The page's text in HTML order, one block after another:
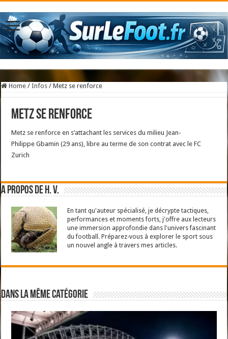
Home / Infos / Metz se renforce
Metz se renforce
Metz se renforce en s’attachant les services du milieu Jean-
Philippe Gbamin (29 ans), libre au terme de son contrat avec le FC
Zurich
A propos de H. V.
En tant qu'auteur spécialisé, je décrypte tactiques,
performances et moments forts, j'offre aux lecteurs
une immersion approfondie dans l'univers fascinant
du football. Préparez-vous à explorer le sport sous
un nouvel angle à travers mes articles.
Dans la même catégorie